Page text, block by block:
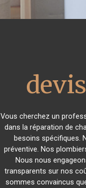
Vous cherchez un
dans la réparation de
besoins spécifiques.
préventive. Nos
Nous nous
transparents sur nos
sommes convaincus